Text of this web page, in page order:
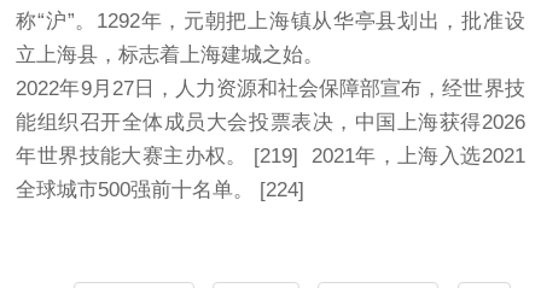
称“沪”。1292年，元朝把上海镇从华亭县划出，批准设
立上海县，标志着上海建城之始。
2022年9月27日，人力资源和社会保障部宣布，经世界技
能组织召开全体成员大会投票表决，中国上海获得2026
年世界技能大赛主办权。 [219] 2021年，上海入选2021
全球城市500强前十名单。 [224]